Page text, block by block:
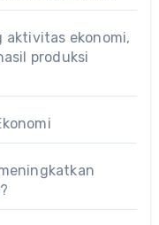
ekonomi,
produksi